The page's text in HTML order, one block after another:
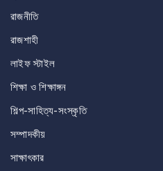
রাজনীতি
রাজশাহী
লাইফ স্টাইল
শিক্ষা ও শিক্ষাঙ্গন
শিল্প-সাহিত্য-সংস্কৃতি
সম্পাদকীয়
সাক্ষাৎকার